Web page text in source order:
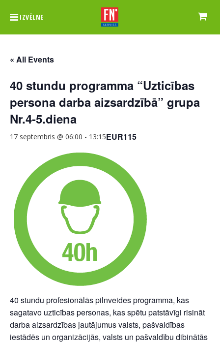
IZVĒLNE
« All Events
40 stundu programma “Uzticības
persona darba aizsardzībā” grupa
Nr.4-5.diena
17 septembris @ 06:00 - 13:15EUR115
40 stundu profesionālās pilnveides programma, kas
sagatavo uzticības personas, kas spētu patstāvīgi risināt
darba aizsardzības jautājumus valsts, pašvaldības
iestādēs un organizācijās, valsts un pašvaldību dibinātās